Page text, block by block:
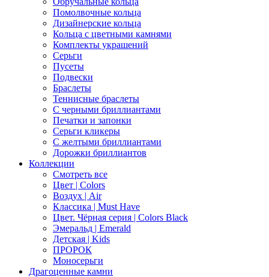
Помолвочные кольца
Дизайнерские кольца
Кольца с цветными камнями
Комплекты украшений
Серьги
Пусеты
Подвески
Браслеты
Теннисные браслеты
C черными бриллиантами
Печатки и запонки
Серьги кликеры
С желтыми бриллиантами
Дорожки бриллиантов
Коллекции
Смотреть все
Цвет | Colors
Воздух | Air
Классика | Must Have
Цвет. Чёрная серия | Colors Black
Эмеральд | Emerald
Детская | Kids
ПРОРОК
Моносерьги
Драгоценные камни